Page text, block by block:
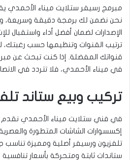
مبرمج رسيفر ستلايت ميناء الأحمدي
نحن نضمن لك برمجة دقيقة وسريعة،
الإصدارات لضمان أفضل أداء واستقبال
ترتيب القنوات وتنظيمها حسب رغبتك،
قنواتك المفضلة. إذا كنت تبحث عن
في ميناء الأحمدي، فلا تتردد في
تركيب وبيع ستاند
في فني ستلايت ميناء الأحمدي
إكسسوارات الشاشات المتطورة
تلفزيون ورسيفر أصلية ومميزة تناسب
ستاندات ثابتة ومتحركة بأسعار تنافسية